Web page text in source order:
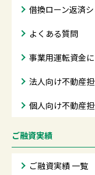
借換ローン返済
よくある質問
事業用運転資金
法人向け不動産
個人向け不動産
ご融資実績
ご融資実績 一覧